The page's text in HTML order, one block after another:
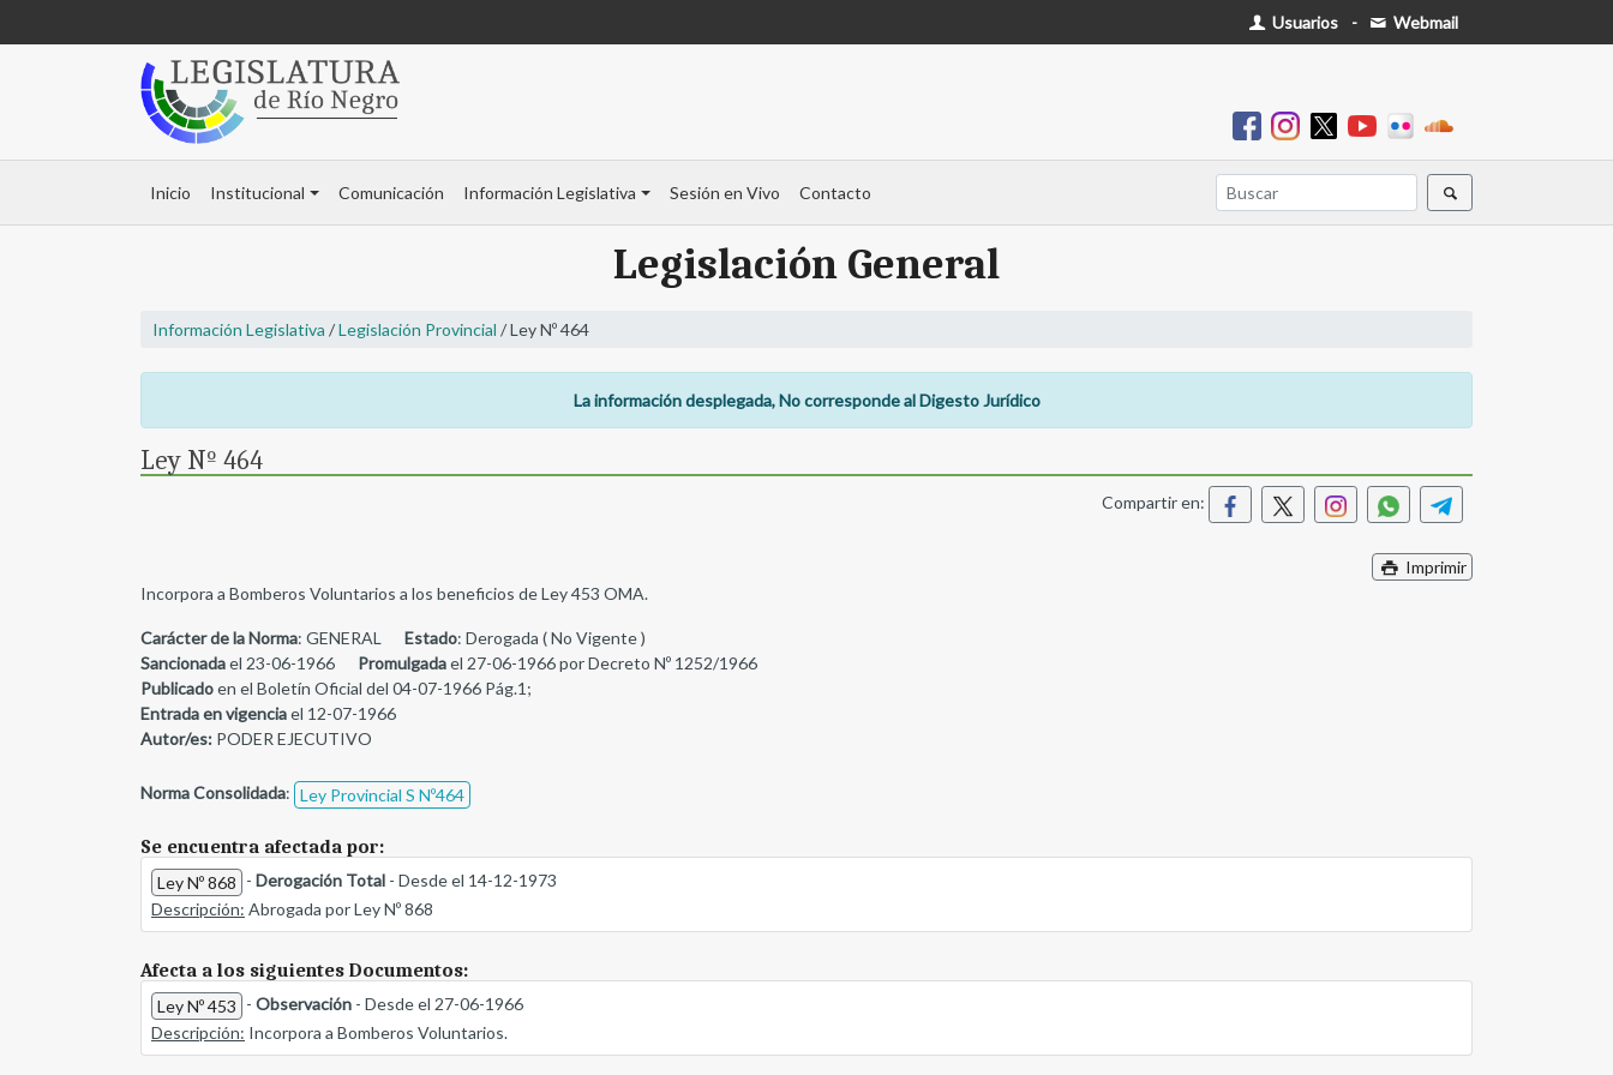
Usuarios - Webmail
Inicio Institucional Comunicación Información Legislativa Sesión en Vivo Contacto
Legislación General
Información Legislativa /Legislación Provincial / Ley Nº 464
La información desplegada, No corresponde al Digesto Jurídico
Ley Nº 464
Compartir en:
Imprimir
Incorpora a Bomberos Voluntarios a los beneficios de Ley 453 OMA.
Carácter de la Norma: GENERAL Estado: Derogada ( No Vigente )
Sancionadael 23-06-1966 Promulgadael 27-06-1966 por Decreto Nº 1252/1966
Publicadoen el Boletín Oficial del 04-07-1966 Pág.1;
Entrada en vigenciael 12-07-1966
Autor/es: PODER EJECUTIVO
Norma Consolidada: Ley Provincial S Nº464
Se encuentra afectada por:
Ley Nº 868 - Derogación Total - Desde el 14-12-1973
Descripción: Abrogada por Ley Nº 868
Afecta a los siguientes Documentos:
Ley Nº 453 - Observación - Desde el 27-06-1966
Descripción: Incorpora a Bomberos Voluntarios.